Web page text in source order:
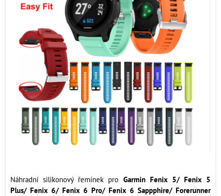
Náhradní silikonový řemínek pro Garmin Fenix 5/ Fenix 5
Plus/ Fenix 6/ Fenix 6 Pro/ Fenix 6 Sappphire/ Forerunner